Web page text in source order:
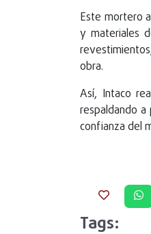
Este mortero
y materiales
obra.
Así, Intaco
respaldando
confianza del
Tags: